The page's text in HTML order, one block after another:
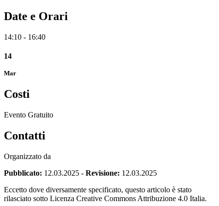
Date e Orari
14:10 - 16:40
14
Mar
Costi
Evento Gratuito
Contatti
Organizzato da
Pubblicato: 12.03.2025 - Revisione: 12.03.2025
Eccetto dove diversamente specificato, questo articolo è stato
rilasciato sotto Licenza Creative Commons Attribuzione 4.0 Italia.